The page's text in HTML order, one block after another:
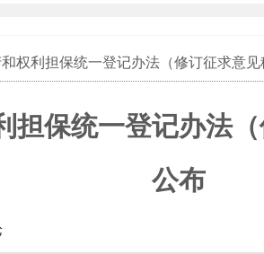
权利担保统一登记办法（修订征求意
担保统一登记办法
公布